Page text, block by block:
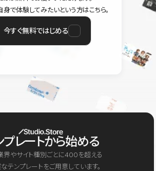
身で体験してみたいという方はこちら。
今すぐ無料ではじめる
プレートから始める
界やサイト種別ごとに400を超える
テンプレートをご用意しています。